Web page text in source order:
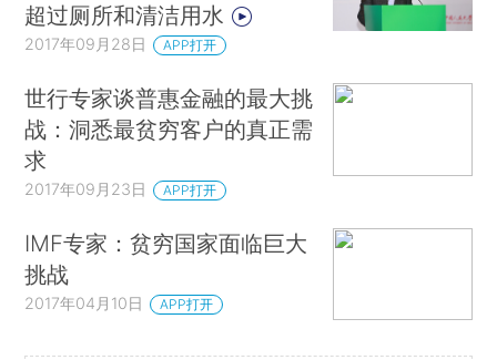
超过厕所和清洁用水
2017年09月28日 APP打开
世行专家谈普惠金融的最大挑
战：洞悉最贫穷客户的真正需
求
2017年09月23日 APP打开
IMF专家：贫穷国家面临巨大
挑战
2017年04月10日 APP打开